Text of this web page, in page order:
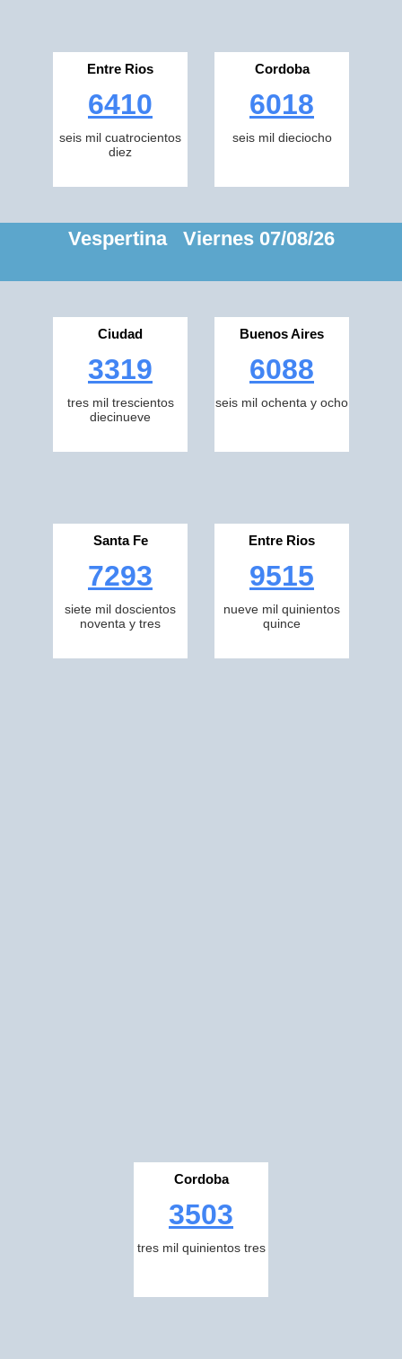
Entre Rios
6410
seis mil cuatrocientos
diez
Cordoba
6018
seis mil dieciocho
Vespertina Viernes 07/08/26
Ciudad
3319
tres mil trescientos
diecinueve
Buenos Aires
6088
seis mil ochenta y ocho
Santa Fe
7293
siete mil doscientos
noventa y tres
Entre Rios
9515
nueve mil quinientos
quince
Cordoba
3503
tres mil quinientos tres